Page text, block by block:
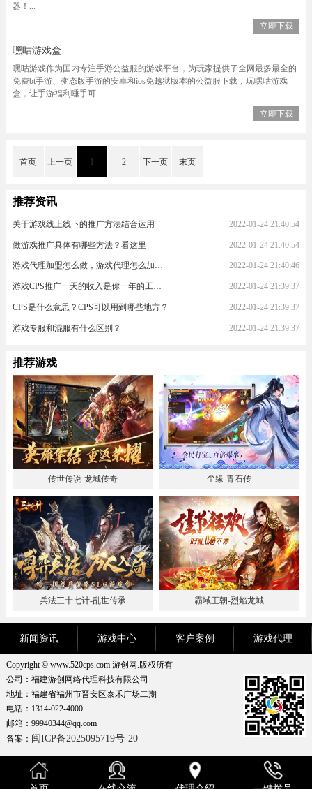
器！...
立即下载
嘿咕游戏盒
嘿咕游戏作为国内专注手游公益服的游戏平台，为玩家提供了全网最多最全的
免费bt手游、变态版手游的安卓和ios免越狱版本的公益服下载，玩嘿咕游戏
盒，让手游福利唾手可...
立即下载
首页 上一页 1 2 下一页 末页
推荐资讯
关于游戏线上线下的推广方法结合运用 2022-01-24 21:40:54
做游戏推广具体有哪些方法？看这里 2022-01-24 21:40:54
游戏代理加盟怎么做，游戏代理怎么加入？ 2022-01-24 21:40:46
游戏CPS推广一天的收入是你一年的工资！ 2022-01-24 21:39:37
CPS是什么意思？CPS可以用到哪些地方？ 2022-01-24 21:39:37
游戏专服和混服有什么区别？ 2022-01-24 21:39:37
推荐游戏
传世传说-龙城传奇 尘缘-青石传
兵法三十七计-乱世传承 霸域王朝-烈焰龙城
新闻资讯 游戏中心 客户案例 游戏代理
Copyright © www.520cps.com 游创网.版权所有
公司：福建游创网络代理科技有限公司
地址：福建省福州市晋安区泰禾广场二期
电话：1314-022-4000
邮箱：99940344@qq.com
备案： 闽ICP备2025095719号-20